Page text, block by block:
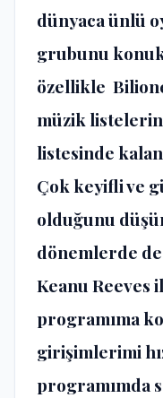
dünyaca ünlü
grubunu
özellikle
müzik
listesinde
Çok keyifli ve
olduğunu
dönemlerde
Keanu
programıma
girişimlerimi
programımda